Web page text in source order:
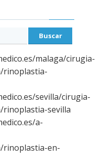
malaga/cirugia-
rinoplastia-
sevilla/cirugia-
sevilla
a-
rinoplastia-en-